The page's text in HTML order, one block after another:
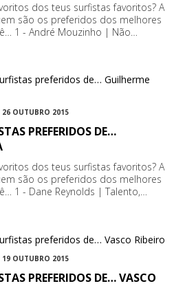
dos teus surfistas favoritos? A
são os preferidos dos melhores
1 - André Mouzinho | Não…
26 OUTUBRO 2015
PREFERIDOS DE…
dos teus surfistas favoritos? A
são os preferidos dos melhores
1 - Dane Reynolds | Talento,…
19 OUTUBRO 2015
PREFERIDOS DE… VASCO